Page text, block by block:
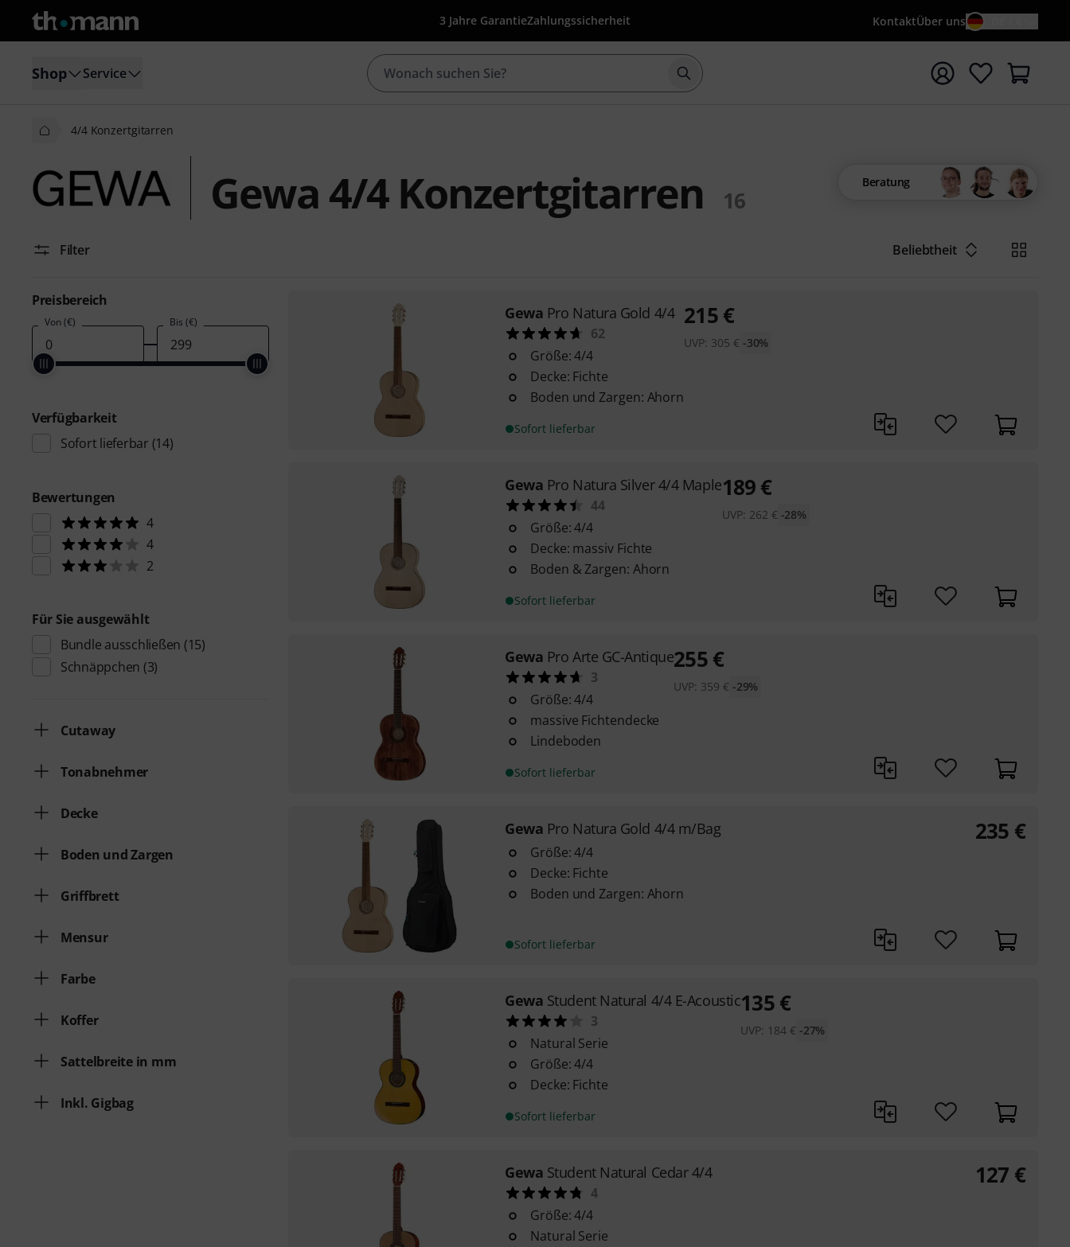
3 Jahre GarantieZahlungssicherheit KontaktÜber uns
Shop Service Suche mit Suchwort {searchTerm} starten
4/4 Konzertgitarren
Gewa 4/4 Konzertgitarren 16
Beratung
Filter Beliebtheit
Preisbereich
Von (€) Bis (€)
Verfügbarkeit
Sofort lieferbar (14)
Bewertungen
4
4
2
Für Sie ausgewählt
Bundle ausschließen (15)
Schnäppchen (3)
Cutaway
Tonabnehmer
Decke
Boden und Zargen
Griffbrett
Mensur
Farbe
Koffer
Sattelbreite in mm
Inkl. Gigbag
Gewa Pro Natura Gold 4/4
62
Größe: 4/4
Decke: Fichte
Boden und Zargen: Ahorn
Sofort lieferbar
215 €
UVP: 305 € -30%
Gewa Pro Natura Silver 4/4 Maple
44
Größe: 4/4
Decke: massiv Fichte
Boden & Zargen: Ahorn
Sofort lieferbar
189€
UVP: 262 € -28%
Gewa Pro Arte GC-Antique
3
Größe: 4/4
massive Fichtendecke
Lindeboden
Sofort lieferbar
255€
UVP: 359 € -29%
Gewa Pro Natura Gold 4/4 m/Bag
Größe: 4/4
Decke: Fichte
Boden und Zargen: Ahorn
Sofort lieferbar
235 €
Gewa Student Natural 4/4 E-Acoustic
3
Natural Serie
Größe: 4/4
Decke: Fichte
Sofort lieferbar
135€
UVP: 184 € -27%
Gewa Student Natural Cedar 4/4
4
Größe: 4/4
Natural Serie
127 €